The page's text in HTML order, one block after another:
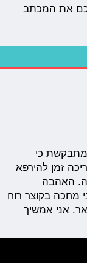
את המכתב
כי
זמן להירפא
האהבה
מחכה בקוצר רוח
אני אמשיך